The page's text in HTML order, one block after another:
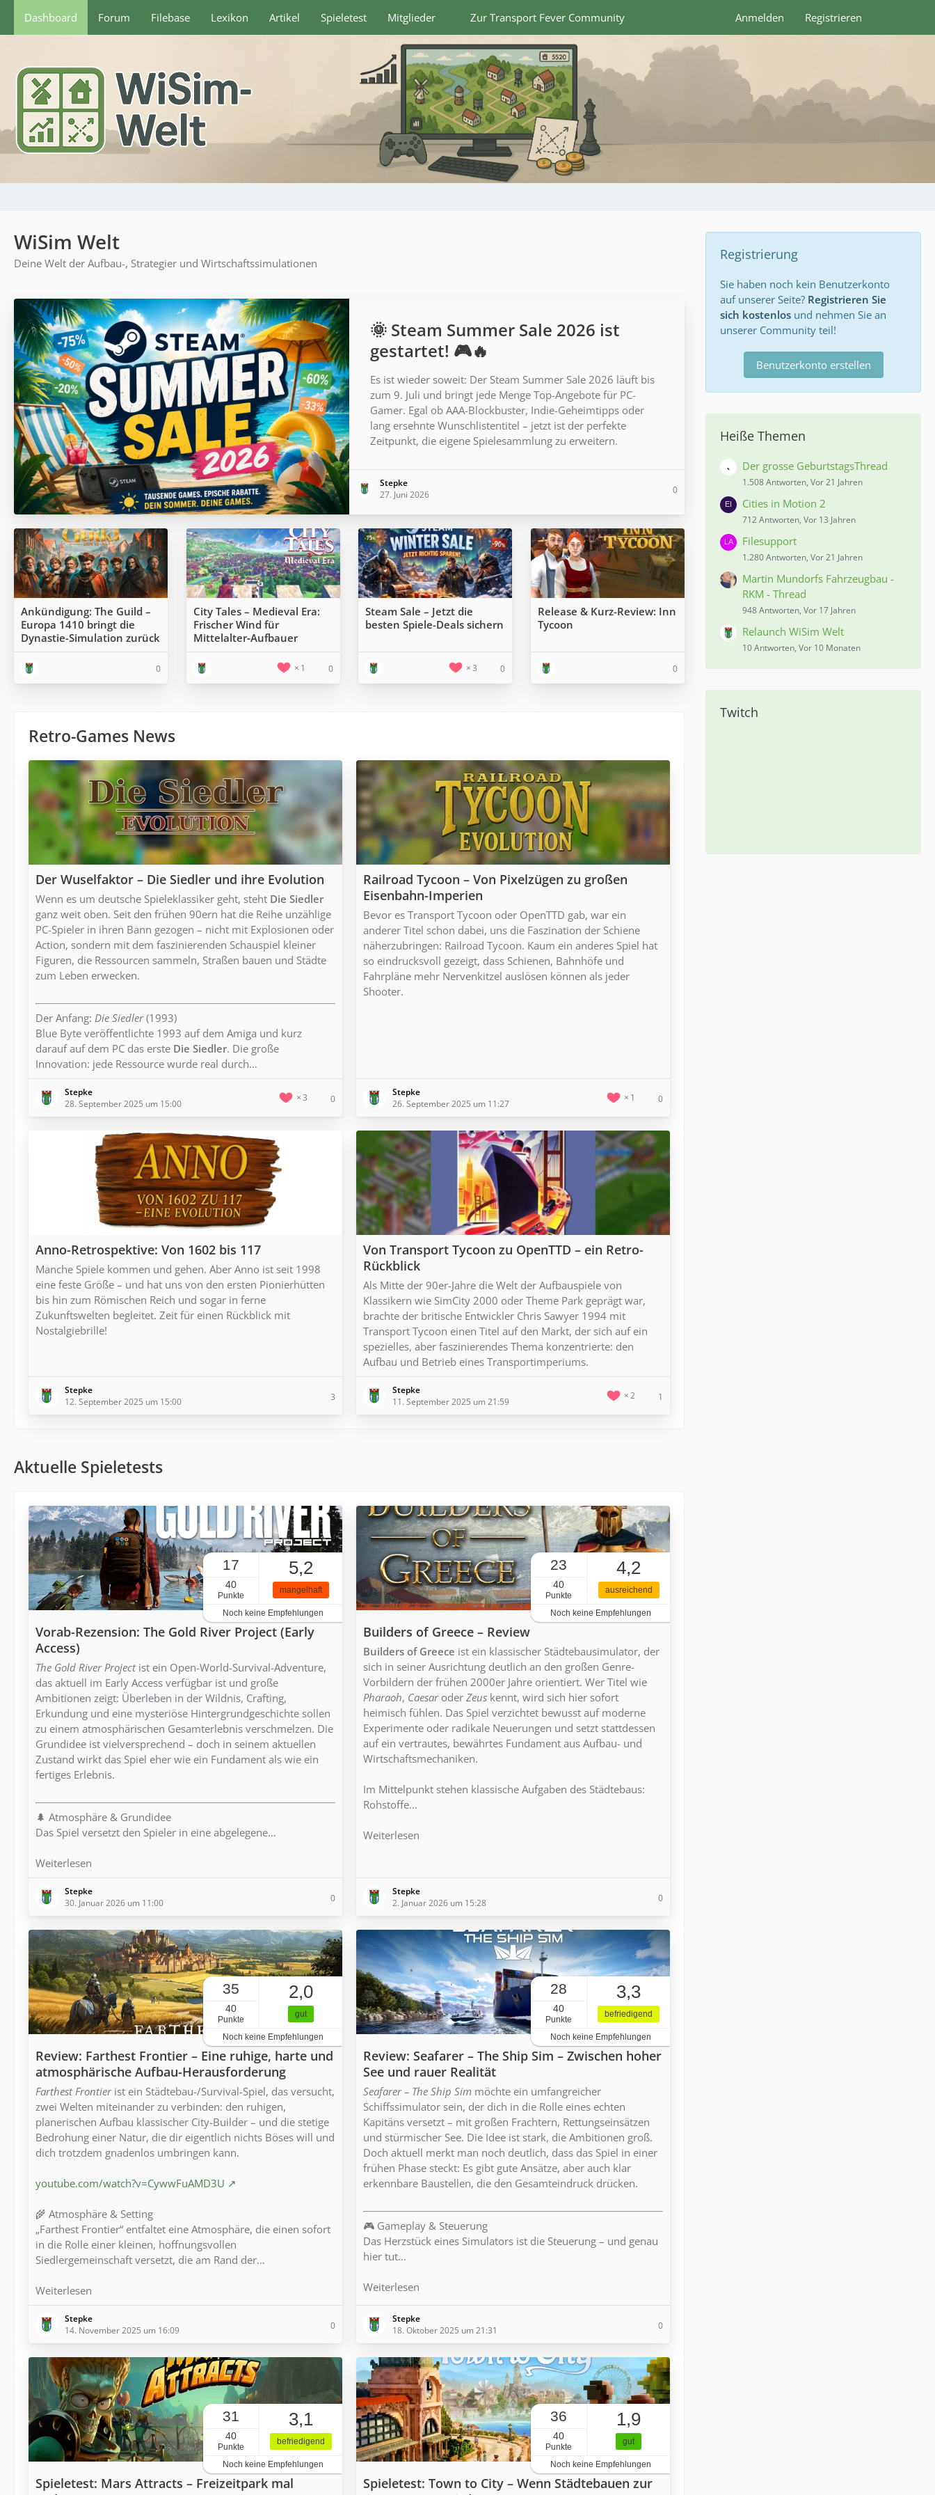
Dashboard Forum Filebase Lexikon Artikel Spieletest Mitglieder Zur Transport Fever Community Anmelden Registrieren
WiSim Welt
Deine Welt der Aufbau-, Strategier und Wirtschaftssimulationen
🌞 Steam Summer Sale 2026 ist
gestartet! 🎮🔥
Es ist wieder soweit: Der Steam Summer Sale 2026 läuft bis
zum 9. Juli und bringt jede Menge Top-Angebote für PC-
Gamer. Egal ob AAA-Blockbuster, Indie-Geheimtipps oder
lang ersehnte Wunschlistentitel – jetzt ist der perfekte
Zeitpunkt, die eigene Spielesammlung zu erweitern.
Stepke
27. Juni 2026
0
Ankündigung: The Guild –
Europa 1410 bringt die
Dynastie-Simulation zurück
0
City Tales – Medieval Era:
Frischer Wind für
Mittelalter‑Aufbauer
1 0
Steam Sale – Jetzt die
besten Spiele-Deals sichern
3 0
Release & Kurz-Review: Inn
Tycoon
0
Retro-Games News
Der Wuselfaktor – Die Siedler und ihre Evolution
Wenn es um deutsche Spieleklassiker geht, steht Die Siedler
ganz weit oben. Seit den frühen 90ern hat die Reihe unzählige
PC-Spieler in ihren Bann gezogen – nicht mit Explosionen oder
Action, sondern mit dem faszinierenden Schauspiel kleiner
Figuren, die Ressourcen sammeln, Straßen bauen und Städte
zum Leben erwecken.
Der Anfang: Die Siedler(1993)
Blue Byte veröffentlichte 1993 auf dem Amiga und kurz
darauf auf dem PC das erste Die Siedler. Die große
Innovation: jede Ressource wurde real durch…
Stepke
28. September 2025 um 15:00
3 0
Railroad Tycoon – Von Pixelzügen zu großen
Eisenbahn-Imperien
Bevor es Transport Tycoon oder OpenTTD gab, war ein
anderer Titel schon dabei, uns die Faszination der Schiene
näherzubringen: Railroad Tycoon. Kaum ein anderes Spiel hat
so eindrucksvoll gezeigt, dass Schienen, Bahnhöfe und
Fahrpläne mehr Nervenkitzel auslösen können als jeder
Shooter.
Stepke
26. September 2025 um 11:27
1 0
Anno-Retrospektive: Von 1602 bis 117
Manche Spiele kommen und gehen. Aber Anno ist seit 1998
eine feste Größe – und hat uns von den ersten Pionierhütten
bis hin zum Römischen Reich und sogar in ferne
Zukunftswelten begleitet. Zeit für einen Rückblick mit
Nostalgiebrille!
Stepke
12. September 2025 um 15:00
3
Von Transport Tycoon zu OpenTTD – ein Retro-
Rückblick
Als Mitte der 90er-Jahre die Welt der Aufbauspiele von
Klassikern wie SimCity 2000 oder Theme Park geprägt war,
brachte der britische Entwickler Chris Sawyer 1994 mit
Transport Tycoon einen Titel auf den Markt, der sich auf ein
spezielles, aber faszinierendes Thema konzentrierte: den
Aufbau und Betrieb eines Transportimperiums.
Stepke
11. September 2025 um 21:59
2 1
Aktuelle Spieletests
17
40
Punkte
5,2
mangelhaft
Noch keine Empfehlungen
Vorab-Rezension: The Gold River Project (Early
Access)
The Gold River Projectist ein Open-World-Survival-Adventure,
das aktuell im Early Access verfügbar ist und große
Ambitionen zeigt: Überleben in der Wildnis, Crafting,
Erkundung und eine mysteriöse Hintergrundgeschichte sollen
zu einem atmosphärischen Gesamterlebnis verschmelzen. Die
Grundidee ist vielversprechend – doch in seinem aktuellen
Zustand wirkt das Spiel eher wie ein Fundament als wie ein
fertiges Erlebnis.
🌲 Atmosphäre & Grundidee
Das Spiel versetzt den Spieler in eine abgelegene…
Weiterlesen
Stepke
30. Januar 2026 um 11:00
0
23
40
Punkte
4,2
ausreichend
Noch keine Empfehlungen
Builders of Greece – Review
Builders of Greece ist ein klassischer Städtebausimulator, der
sich in seiner Ausrichtung deutlich an den großen Genre-
Vorbildern der frühen 2000er Jahre orientiert. Wer Titel wie
Pharaoh, Caesaroder Zeus kennt, wird sich hier sofort
heimisch fühlen. Das Spiel verzichtet bewusst auf moderne
Experimente oder radikale Neuerungen und setzt stattdessen
auf ein vertrautes, bewährtes Fundament aus Aufbau- und
Wirtschaftsmechaniken.
Im Mittelpunkt stehen klassische Aufgaben des Städtebaus:
Rohstoffe…
Weiterlesen
Stepke
2. Januar 2026 um 15:28
0
35
40
Punkte
2,0
gut
Noch keine Empfehlungen
Review: Farthest Frontier – Eine ruhige, harte und
atmosphärische Aufbau-Herausforderung
Farthest Frontierist ein Städtebau-/Survival-Spiel, das versucht,
zwei Welten miteinander zu verbinden: den ruhigen,
planerischen Aufbau klassischer City-Builder – und die stetige
Bedrohung einer Natur, die dir eigentlich nichts Böses will und
dich trotzdem gnadenlos umbringen kann.
youtube.com/watch?v=CywwFuAMD3U
🌾 Atmosphäre & Setting
„Farthest Frontier“ entfaltet eine Atmosphäre, die einen sofort
in die Rolle einer kleinen, hoffnungsvollen
Siedlergemeinschaft versetzt, die am Rand der…
Weiterlesen
Stepke
14. November 2025 um 16:09
0
28
40
Punkte
3,3
befriedigend
Noch keine Empfehlungen
Review: Seafarer – The Ship Sim – Zwischen hoher
See und rauer Realität
Seafarer – The Ship Sim möchte ein umfangreicher
Schiffssimulator sein, der dich in die Rolle eines echten
Kapitäns versetzt – mit großen Frachtern, Rettungseinsätzen
und stürmischer See. Die Idee ist stark, die Ambitionen groß.
Doch aktuell merkt man noch deutlich, dass das Spiel in einer
frühen Phase steckt: Es gibt gute Ansätze, aber auch klar
erkennbare Baustellen, die den Gesamteindruck drücken.
🎮 Gameplay & Steuerung
Das Herzstück eines Simulators ist die Steuerung – und genau
hier tut…
Weiterlesen
Stepke
18. Oktober 2025 um 21:31
0
31
40
Punkte
3,1
befriedigend
Noch keine Empfehlungen
Spieletest: Mars Attracts – Freizeitpark mal
36
40
Punkte
1,9
gut
Noch keine Empfehlungen
Spieletest: Town to City – Wenn Städtebauen zur
Registrierung
Sie haben noch kein Benutzerkonto
auf unserer Seite? Registrieren Sie
sich kostenlos und nehmen Sie an
unserer Community teil!
Benutzerkonto erstellen
Heiße Themen
Der grosse GeburtstagsThread
1.508 Antworten, Vor 21 Jahren
Cities in Motion 2
712 Antworten, Vor 13 Jahren
Filesupport
1.280 Antworten, Vor 21 Jahren
Martin Mundorfs Fahrzeugbau -
RKM - Thread
948 Antworten, Vor 17 Jahren
Relaunch WiSim Welt
10 Antworten, Vor 10 Monaten
Twitch